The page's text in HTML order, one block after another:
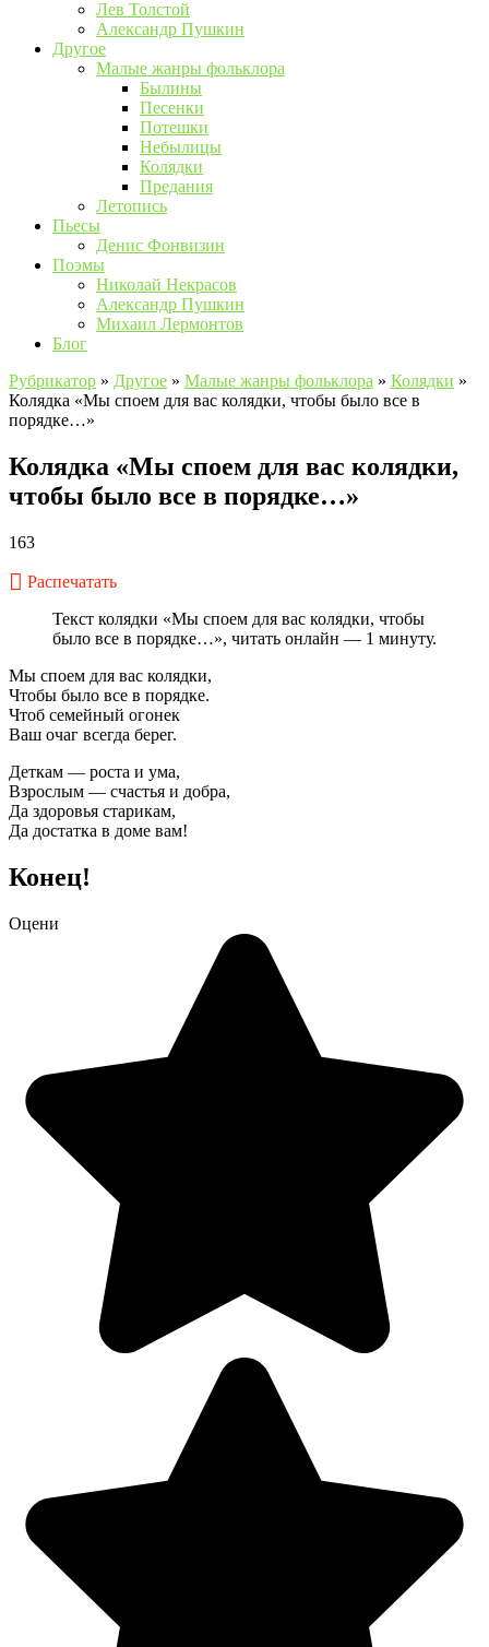
Лев Толстой
Александр Пушкин
Другое
Малые жанры фольклора
Былины
Песенки
Потешки
Небылицы
Колядки
Предания
Летопись
Пьесы
Денис Фонвизин
Поэмы
Николай Некрасов
Александр Пушкин
Михаил Лермонтов
Блог
Рубрикатор » Другое » Малые жанры фольклора » Колядки »
Колядка «Мы споем для вас колядки, чтобы было все в
порядке…»
Колядка «Мы споем для вас колядки,
чтобы было все в порядке…»
163
Распечатать
Текст колядки «Мы споем для вас колядки, чтобы
было все в порядке…», читать онлайн — 1 минуту.
Мы споем для вас колядки,
Чтобы было все в порядке.
Чтоб семейный огонек
Ваш очаг всегда берег.
Деткам — роста и ума,
Взрослым — счастья и добра,
Да здоровья старикам,
Да достатка в доме вам!
Конец!
Оцени